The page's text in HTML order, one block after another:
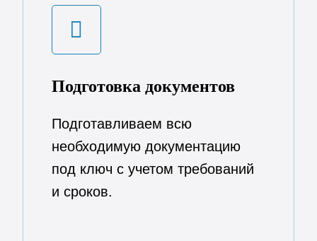
Подготовка документов
Подготавливаем всю
необходимую документацию
под ключ с учетом требований
и сроков.